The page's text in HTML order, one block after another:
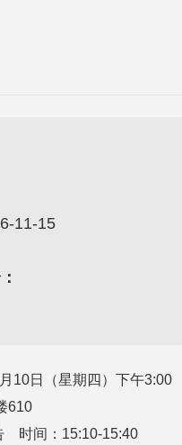
11-15
10日（星期四）下午3:00
610
时间：15:10-15:40